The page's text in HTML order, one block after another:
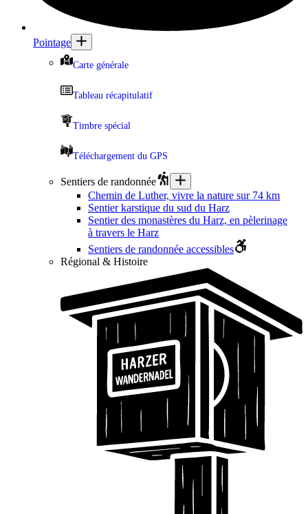
Pointage
Carte générale
Tableau récapitulatif
Timbre spécial
Téléchargement du GPS
Sentiers de randonnée
Chemin de Luther, vivre la nature sur 74 km
Sentier karstique du sud du Harz
Sentier des monastères du Harz, en pèlerinage
à travers le Harz
Sentiers de randonnée accessibles
Régional & Histoire